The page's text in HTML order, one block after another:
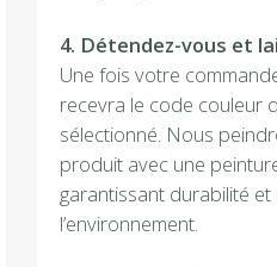
4. Détendez-vous et
Une fois votre
recevra le code couleur
sélectionné. Nous
produit avec une
garantissant durabilité
l’environnement.